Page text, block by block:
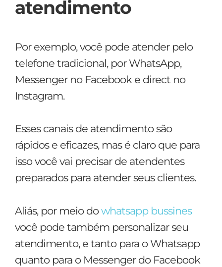
atendimento
Por exemplo, você pode atender pelo
telefone tradicional, por WhatsApp,
Messenger no Facebook e direct no
Instagram.
Esses canais de atendimento são
rápidos e eficazes, mas é claro que para
isso você vai precisar de atendentes
preparados para atender seus clientes.
Aliás, por meio dowhatsapp bussines
você pode também personalizar seu
atendimento, e tanto para o Whatsapp
quanto para o Messenger do Facebook